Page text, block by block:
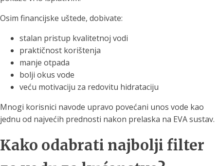
Osim financijske uštede, dobivate:
stalan pristup kvalitetnoj vodi
praktičnost korištenja
manje otpada
bolji okus vode
veću motivaciju za redovitu hidrataciju
Mnogi korisnici navode upravo povećani unos vode kao
jednu od najvećih prednosti nakon prelaska na EVA sustav.
Kako odabrati najbolji filter